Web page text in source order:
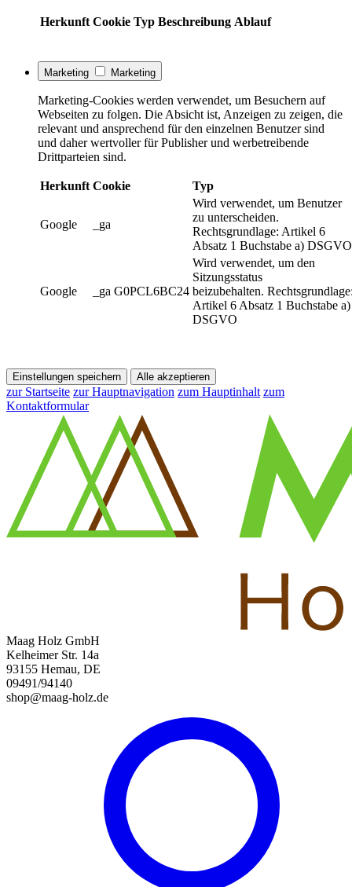
Herkunft Cookie Typ Beschreibung Ablauf
Marketing Marketing
Marketing-Cookies werden verwendet, um Besuchern auf
Webseiten zu folgen. Die Absicht ist, Anzeigen zu zeigen, die
relevant und ansprechend für den einzelnen Benutzer sind
und daher wertvoller für Publisher und werbetreibende
Drittparteien sind.
Herkunft Cookie Typ
Google _ga
Wird verwendet, um Benutzer
zu unterscheiden.
Rechtsgrundlage: Artikel 6
Absatz 1 Buchstabe a) DSGVO
Google _ga G0PCL6BC24
Wird verwendet, um den
Sitzungsstatus
beizubehalten.
Artikel 6 Absatz 1 Buchstabe a)
DSGVO
Einstellungen speichern Alle akzeptieren
zur Startseite zur Hauptnavigation zum Hauptinhalt zum
Kontaktformular
Maag Holz GmbH
Kelheimer Str. 14a
93155 Hemau, DE
09491/94140
shop@maag-holz.de